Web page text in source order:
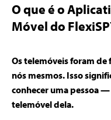
O que é o
Móvel do
Os telemóveis foram de
nós mesmos. Isso
conhecer uma pessoa
telemóvel dela.